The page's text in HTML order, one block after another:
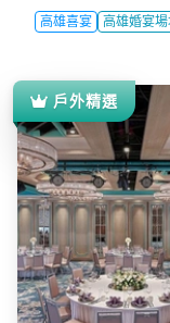
高雄喜宴 高雄婚宴
戶外精選